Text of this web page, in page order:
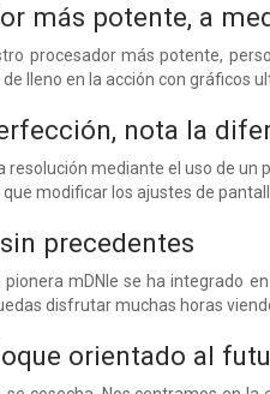
más potente, a
procesador más potente,
lleno en la acción con gráficos
nota la
resolución mediante el uso de
modificar los ajustes de
precedentes
pionera mDNIe se ha integrado
disfrutar muchas horas
orientado al